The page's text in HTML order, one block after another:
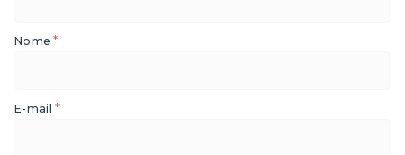
Nome*
E-mail *